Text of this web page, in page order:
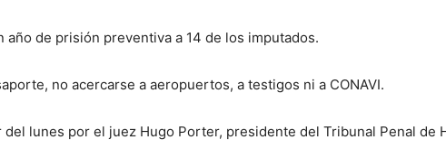
de prisión preventiva a 14 de los imputados.
no acercarse a aeropuertos, a testigos ni a CONAVI.
lunes por el juez Hugo Porter, presidente del Tribunal Penal de